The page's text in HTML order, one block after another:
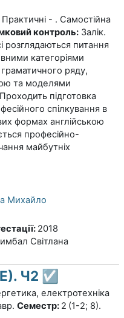
Практичні - . Самостійна
контроль: Залік.
розглядаються питання
категоріями
ряду,
та моделями
підготовка
спілкування в
формах англійською
професійно-
майбутніх
Михайло
: 2018
Світлана
Ч2 ☑️
електротехніка
Семестр: 2 (1-2; 8).